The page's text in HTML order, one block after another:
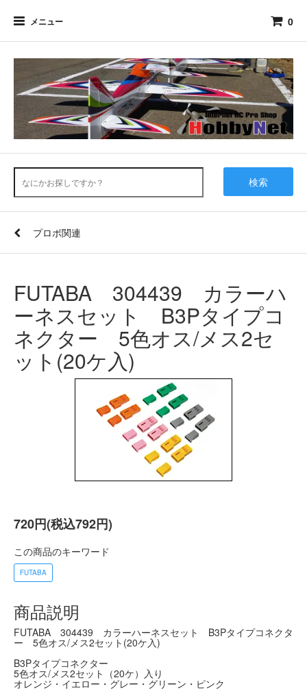
メニュー 0
検索
プロポ関連
FUTABA 304439 カラーハ
ーネスセット B3Pタイプコ
ネクター 5色オス/メス2セ
ット(20ケ入)
720円(税込792円)
この商品のキーワード
FUTABA
商品説明
FUTABA 304439 カラーハーネスセット B3Pタイプコネクタ
ー 5色オス/メス2セット(20ケ入)
B3Pタイプコネクター
5色オス/メス2セット（20ケ）入り
オレンジ・イエロー・グレー・グリーン・ピンク